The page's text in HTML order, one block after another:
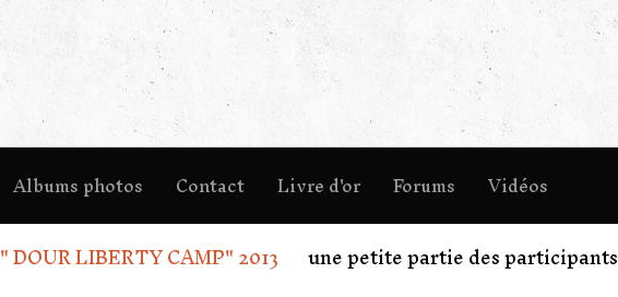
Albums photos Contact Livre d'or Forums Vidéos
" DOUR LIBERTY CAMP" 2013 une petite partie des participants